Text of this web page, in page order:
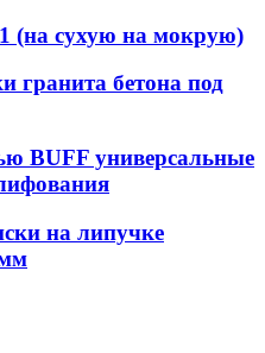
(на сухую на мокрую)
гранита бетона под
BUFF универсальные
на липучке